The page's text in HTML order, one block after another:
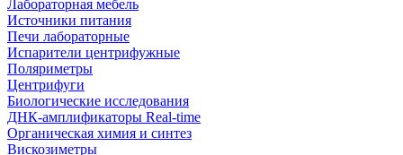
Лабораторная мебель
Источники питания
Печи лабораторные
Испарители центрифужные
Поляриметры
Центрифуги
Биологические исследования
ДНК-амплификаторы Real-time
Органическая химия и синтез
Вискозиметры